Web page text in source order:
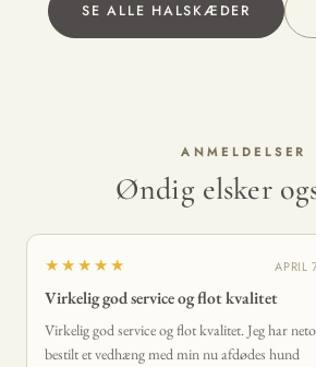
SE ALLE HALSKÆDER
ANMELDELSER
Øndig elsker
★★★★★ APRIL
Virkelig god service og flot kvalitet
Virkelig god service og flot kvalitet. Jeg har
bestilt et vedhæng med min nu afdødes hund